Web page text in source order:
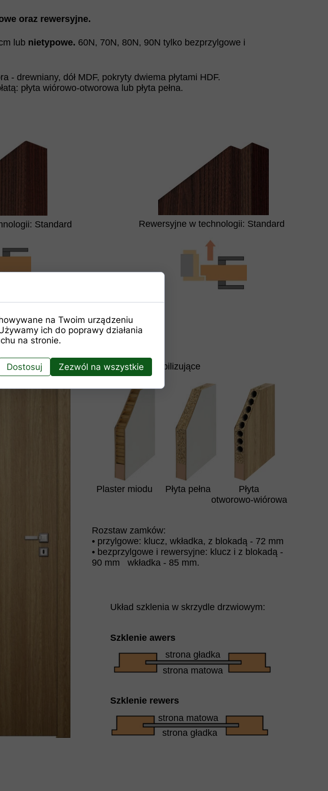
Wypełnienie stabilizujące
Płyta
otworowo-wiórowa
Płyta pełna
Plaster miodu
Rozstaw zamków:
• przylgowe: klucz, wkładka, z blokadą - 72 mm
• bezprzylgowe i rewersyjne: klucz i z blokadą -
90 mm wkładka - 85 mm.
Rewersyjne w technologii: Standard
Standard
- drewniany, dół MDF, pokryty dwiema płytami HDF.
płyta wiórowo-otworowa lub płyta pełna.
strona matowa
strona gładka
strona matowa
strona gładka
Szklenie rewers
Szklenie awers
Układ szklenia w skrzydle drzwiowym:
oraz rewersyjne.
lub nietypowe. 60N, 70N, 80N, 90N tylko bezprzylgowe i
na Twoim urządzeniu
ich do poprawy działania
na stronie.
Dostosuj Zezwól na wszystkie